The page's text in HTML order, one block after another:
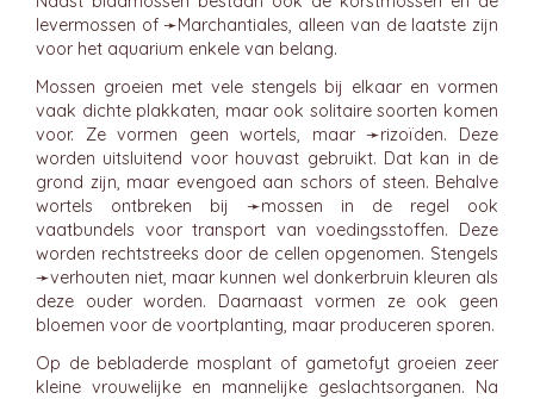
levermossen of ➛Marchantiales, alleen van de laatste zijn
voor het aquarium enkele van belang.
Mossen groeien met vele stengels bij elkaar en vormen
vaak dichte plakkaten, maar ook solitaire soorten komen
voor. Ze vormen geen wortels, maar ➛rizoïden. Deze
worden uitsluitend voor houvast gebruikt. Dat kan in de
grond zijn, maar evengoed aan schors of steen. Behalve
wortels ontbreken bij ➛mossen in de regel ook
vaatbundels voor transport van voedingsstoffen. Deze
worden rechtstreeks door de cellen opgenomen. Stengels
➛verhouten niet, maar kunnen wel donkerbruin kleuren als
deze ouder worden. Daarnaast vormen ze ook geen
bloemen voor de voortplanting, maar produceren sporen.
Op de bebladerde mosplant of gametofyt groeien zeer
kleine vrouwelijke en mannelijke geslachtsorganen. Na